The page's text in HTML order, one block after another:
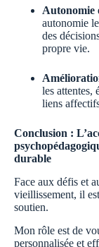
Autonomie
autonomie
des
propre vie.
les attentes,
liens
Conclusion :
durable
Face aux défis et
vieillissement, il
soutien.
Mon rôle est de
personnalisée et